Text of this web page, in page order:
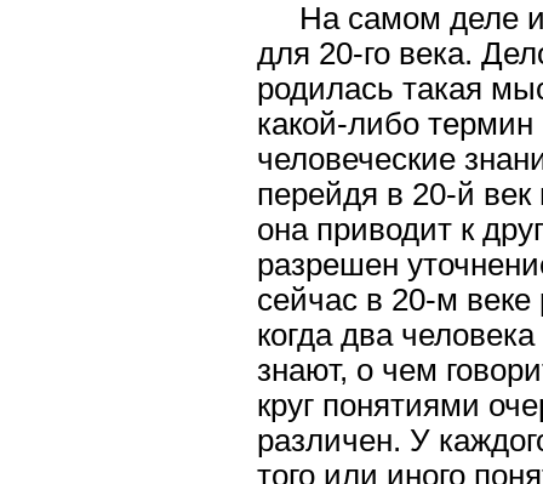
На самом деле
для 20-го века.
родилась такая
какой-либо
человеческие
перейдя в 20-й
она приводит к
разрешен
сейчас в 20-м
когда два
знают, о чем
круг понятиями
различен. У
того или иного